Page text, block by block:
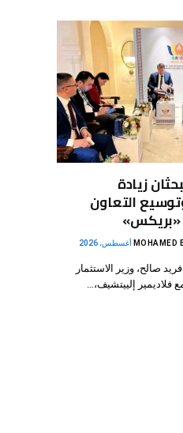
زيادة
التعاون
«بريكس»
MOHAMED
صالح، وزير الاستثمار
فلاديمير إلييتشيف،…